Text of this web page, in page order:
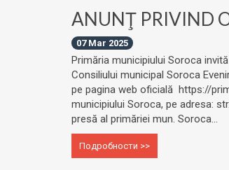
ANUNŢ PRIVIND
07 Mar 2025
Primăria municipiului Soroca
Consiliului municipal Soroca
pe pagina web oficială https://
municipiului Soroca, pe adresa:
presă al primăriei mun. Soroca...
Подробности >>